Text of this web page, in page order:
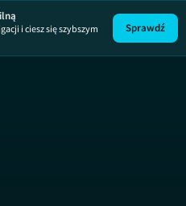
Ugotowani
i ciesz się szybszym
Sprawdź